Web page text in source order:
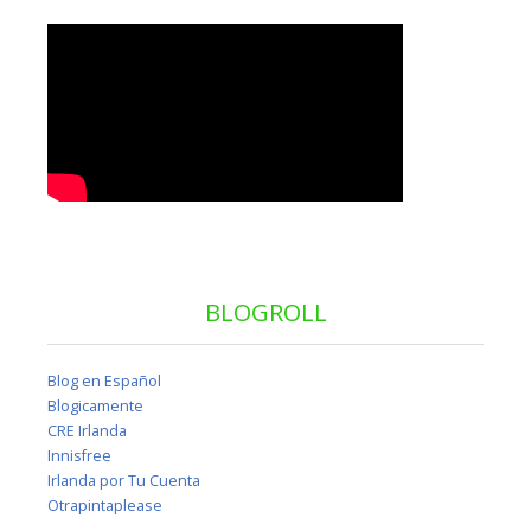
BLOGROLL
Blog en Español
Blogicamente
CRE Irlanda
Innisfree
Irlanda por Tu Cuenta
Otrapintaplease